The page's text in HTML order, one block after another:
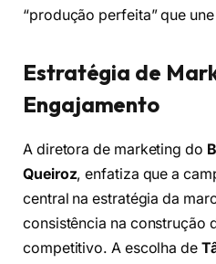
“produção perfeita” que
Estratégia de
Engajamento
A diretora de marketing do
Queiroz, enfatiza que a
central na estratégia da
consistência na construção
competitivo. A escolha de